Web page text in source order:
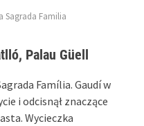
Palau Güell
Família. Gaudí w
i odcisnął znaczące
Wycieczka